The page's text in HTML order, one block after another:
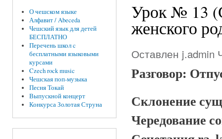
О чешском языке
Алфавит / Abeceda
Чешский язык для детей
БЕСПЛАТНО
Перечень школ c
бесплатными языковыми
курсами
Czech rock music
Чешская поп-музыка
Песня Токай
Выпускной концерт
Конкурса Золотая Струна
Урок № 13
женского
Оставлен j.admin
Разговор:
Склонение
Чередование